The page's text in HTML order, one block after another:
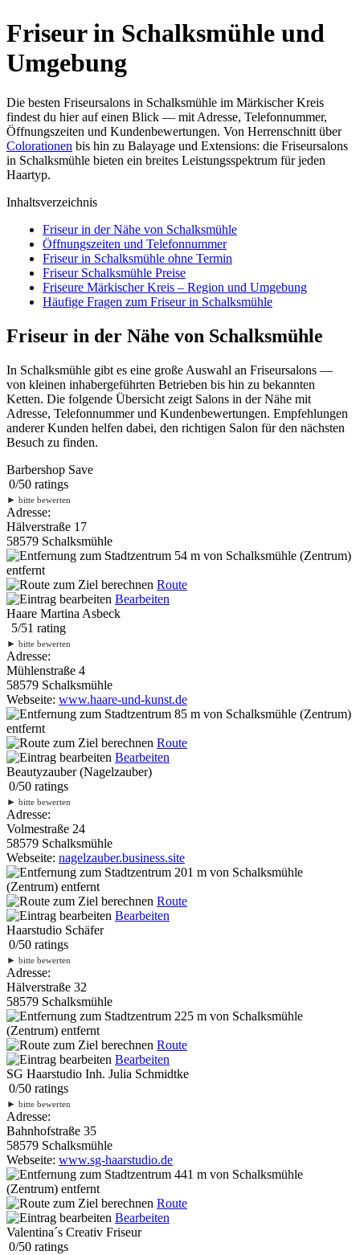
Friseur in Schalksmühle und
Umgebung
Die besten Friseursalons in Schalksmühle im Märkischer Kreis
findest du hier auf einen Blick — mit Adresse, Telefonnummer,
Öffnungszeiten und Kundenbewertungen. Von Herrenschnitt über
Colorationen bis hin zu Balayage und Extensions: die Friseursalons
in Schalksmühle bieten ein breites Leistungsspektrum für jeden
Haartyp.
Inhaltsverzeichnis
Friseur in der Nähe von Schalksmühle
Öffnungszeiten und Telefonnummer
Friseur in Schalksmühle ohne Termin
Friseur Schalksmühle Preise
Friseure Märkischer Kreis – Region und Umgebung
Häufige Fragen zum Friseur in Schalksmühle
Friseur in der Nähe von Schalksmühle
In Schalksmühle gibt es eine große Auswahl an Friseursalons —
von kleinen inhabergeführten Betrieben bis hin zu bekannten
Ketten. Die folgende Übersicht zeigt Salons in der Nähe mit
Adresse, Telefonnummer und Kundenbewertungen. Empfehlungen
anderer Kunden helfen dabei, den richtigen Salon für den nächsten
Besuch zu finden.
Barbershop Save
0/50 ratings
► bitte bewerten
Adresse:
Hälverstraße 17
58579 Schalksmühle
54 m von Schalksmühle (Zentrum)
entfernt
Route
Bearbeiten
Haare Martina Asbeck
5/51 rating
► bitte bewerten
Adresse:
Mühlenstraße 4
58579 Schalksmühle
Webseite: www.haare-und-kunst.de
85 m von Schalksmühle (Zentrum)
entfernt
Route
Bearbeiten
Beautyzauber (Nagelzauber)
0/50 ratings
► bitte bewerten
Adresse:
Volmestraße 24
58579 Schalksmühle
Webseite: nagelzauber.business.site
201 m von Schalksmühle
(Zentrum) entfernt
Route
Bearbeiten
Haarstudio Schäfer
0/50 ratings
► bitte bewerten
Adresse:
Hälverstraße 32
58579 Schalksmühle
225 m von Schalksmühle
(Zentrum) entfernt
Route
Bearbeiten
SG Haarstudio Inh. Julia Schmidtke
0/50 ratings
► bitte bewerten
Adresse:
Bahnhofstraße 35
58579 Schalksmühle
Webseite: www.sg-haarstudio.de
441 m von Schalksmühle
(Zentrum) entfernt
Route
Bearbeiten
Valentina´s Creativ Friseur
0/50 ratings